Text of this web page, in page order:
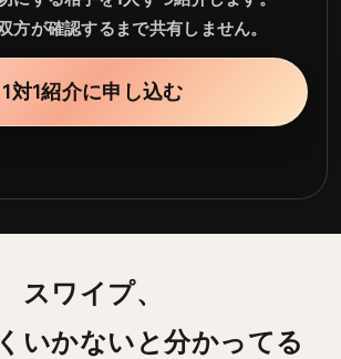
方が確認するまで共有しません。
1対1紹介に申し込む
スワイプ、
いかないと分かってる